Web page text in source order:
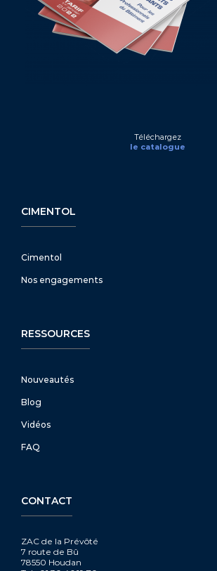
Téléchargez
le catalogue
CIMENTOL
Cimentol
Nos engagements
RESSOURCES
Nouveautés
Blog
Vidéos
FAQ
CONTACT
ZAC de la Prévôté
7 route de Bû
78550 Houdan